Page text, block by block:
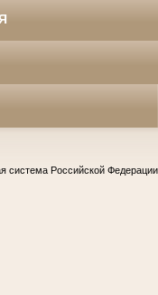
система Российской